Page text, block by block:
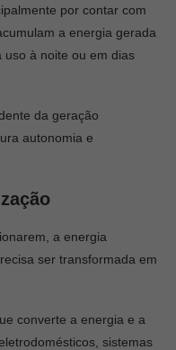
por contar com
a energia gerada
uso à noite ou em dias
da geração
autonomia e
a energia
ser transformada em
converte a energia e a
sistemas